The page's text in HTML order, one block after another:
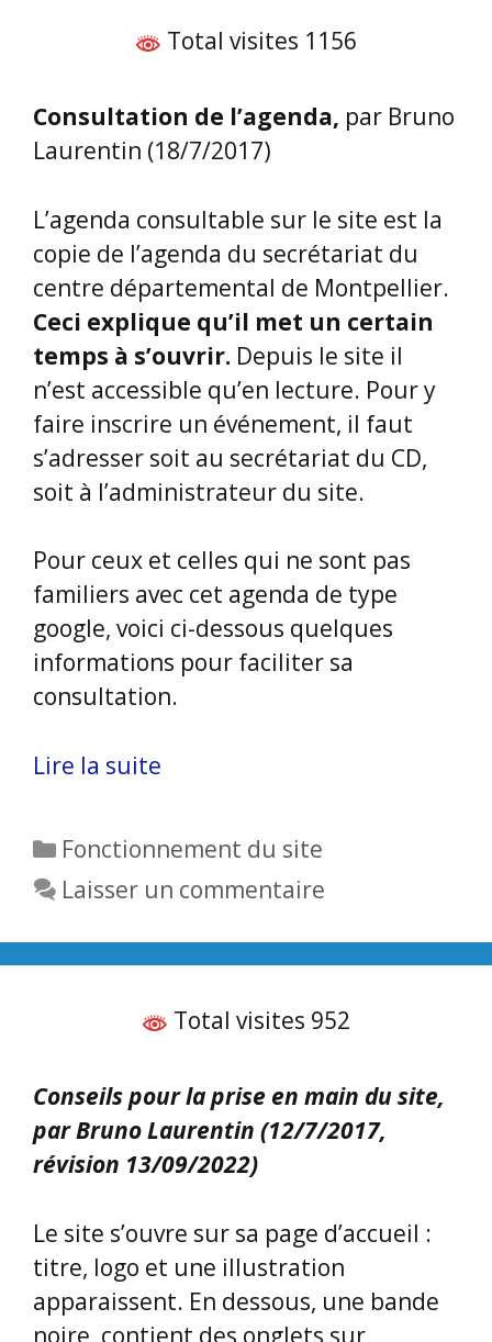
Total visites 1156
Consultation de l’agenda, par Bruno
Laurentin (18/7/2017)
L’agenda consultable sur le site est la
copie de l’agenda du secrétariat du
centre départemental de Montpellier.
Ceci explique qu’il met un certain
temps à s’ouvrir. Depuis le site il
n’est accessible qu’en lecture. Pour y
faire inscrire un événement, il faut
s’adresser soit au secrétariat du CD,
soit à l’administrateur du site.
Pour ceux et celles qui ne sont pas
familiers avec cet agenda de type
google, voici ci-dessous quelques
informations pour faciliter sa
consultation.
Lire la suite
Catégories
Fonctionnement du site
Laisser un commentaire
Total visites 952
Conseils pour la prise en main du site,
par Bruno Laurentin (12/7/2017,
révision 13/09/2022)
Le site s’ouvre sur sa page d’accueil :
titre, logo et une illustration
apparaissent. En dessous, une bande
noire contient des onglets sur